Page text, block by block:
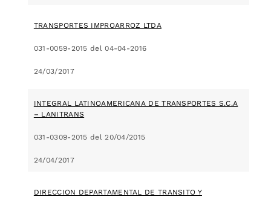
TRANSPORTES IMPROARROZ LTDA
031-0059-2015 del 04-04-2016
24/03/2017
INTEGRAL LATINOAMERICANA DE TRANSPORTES S.C.A
– LANITRANS
031-0309-2015 del 20/04/2015
24/04/2017
DIRECCION DEPARTAMENTAL DE TRANSITO Y